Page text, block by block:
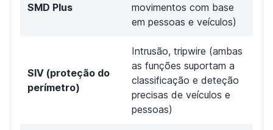
SMD Plus
movimentos com base
em pessoas e veículos)
SIV (proteção do
perímetro)
Intrusão, tripwire (ambas
as funções suportam a
classificação e deteção
precisas de veículos e
pessoas)